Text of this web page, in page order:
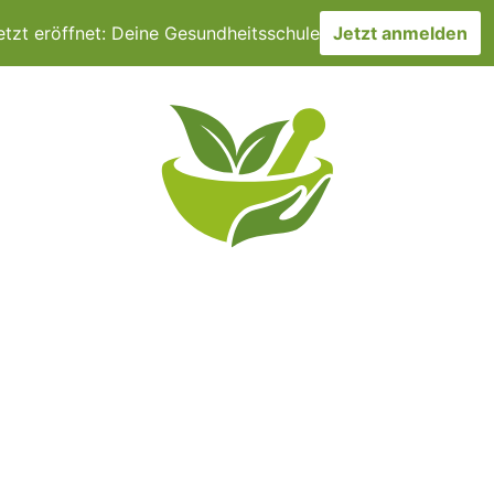
eröffnet: Deine Gesundheitsschule Jetzt anmelden